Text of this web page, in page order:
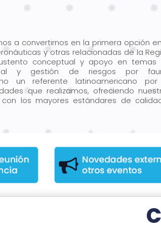
a convertirnos en la primera opción
y otras relacionadas de la
conceptual y apoyo en temas
y gestión de riesgos por
un referente latinoamericano
que realizamos, ofreciendo
los mayores estándares de